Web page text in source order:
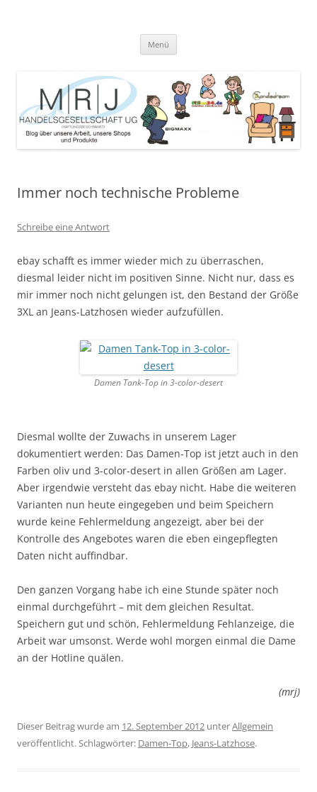
angebotene Produkte
Menü
Immer noch technische Probleme
Schreibe eine Antwort
ebay schafft es immer wieder mich zu überraschen,
diesmal leider nicht im positiven Sinne. Nicht nur, dass es
mir immer noch nicht gelungen ist, den Bestand der Größe
3XL an Jeans-Latzhosen wieder aufzufüllen.
Damen Tank-Top in 3-color-desert
Diesmal wollte der Zuwachs in unserem Lager
dokumentiert werden: Das Damen-Top ist jetzt auch in den
Farben oliv und 3-color-desert in allen Größen am Lager.
Aber irgendwie versteht das ebay nicht. Habe die weiteren
Varianten nun heute eingegeben und beim Speichern
wurde keine Fehlermeldung angezeigt, aber bei der
Kontrolle des Angebotes waren die eben eingepflegten
Daten nicht auffindbar.
Den ganzen Vorgang habe ich eine Stunde später noch
einmal durchgeführt – mit dem gleichen Resultat.
Speichern gut und schön, Fehlermeldung Fehlanzeige, die
Arbeit war umsonst. Werde wohl morgen einmal die Dame
an der Hotline quälen.
(mrj)
Dieser Beitrag wurde am 12. September 2012 unterAllgemein
veröffentlicht. Schlagwörter: Damen-Top, Jeans-Latzhose.